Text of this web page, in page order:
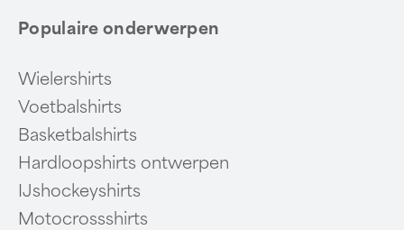
Populaire onderwerpen
Wielershirts
Voetbalshirts
Basketbalshirts
Hardloopshirts ontwerpen
IJshockeyshirts
Motocrossshirts